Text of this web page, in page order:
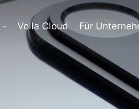
Volla Cloud Für